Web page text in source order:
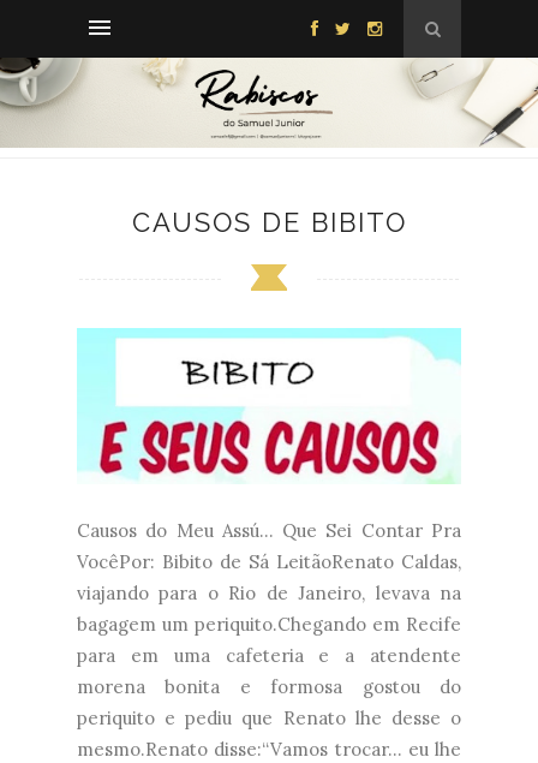
CAUSOS DE BIBITO
Causos do Meu Assú... Que Sei Contar Pra
VocêPor: Bibito de Sá LeitãoRenato Caldas,
viajando para o Rio de Janeiro, levava na
bagagem um periquito.Chegando em Recife
para em uma cafeteria e a atendente
morena bonita e formosa gostou do
periquito e pediu que Renato lhe desse o
mesmo.Renato disse:“Vamos trocar... eu lhe